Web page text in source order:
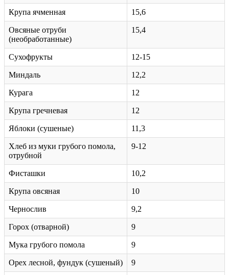
Крупа ячменная 15,6
Овсяные отруби
(необработанные)
15,4
Сухофрукты 12-15
Миндаль 12,2
Курага 12
Крупа гречневая 12
Яблоки (сушеные) 11,3
Хлеб из муки грубого помола,
отрубной
9-12
Фисташки 10,2
Крупа овсяная 10
Чернослив 9,2
Горох (отварной) 9
Мука грубого помола 9
Орех лесной, фундук (сушеный) 9